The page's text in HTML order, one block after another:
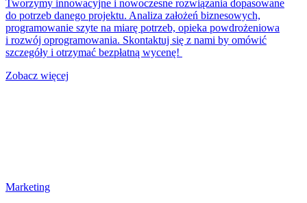
Tworzymy innowacyjne i nowoczesne rozwiązania dopasowane
do potrzeb danego projektu. Analiza założeń biznesowych,
programowanie szyte na miarę potrzeb, opieka powdrożeniowa
i rozwój oprogramowania. Skontaktuj się z nami by omówić
szczegóły i otrzymać bezpłatną wycenę!
Zobacz więcej
Marketing